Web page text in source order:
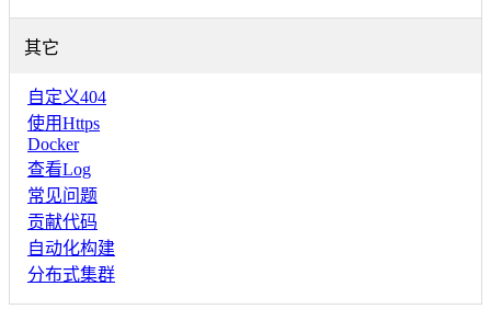
其它
自定义404
使用Https
Docker
查看Log
常见问题
贡献代码
自动化构建
分布式集群